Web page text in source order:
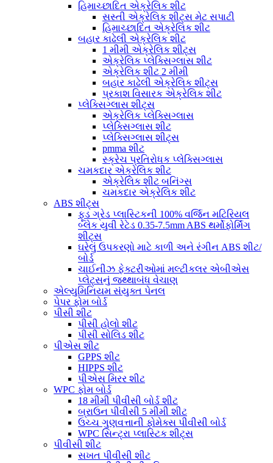
હિમાચ્છાદિત એક્રેલિક શીટ
સસ્તી એક્રેલિક શીટ્સ મેટ સપાટી
હિમાચ્છાદિત એક્રેલિક શીટ
બહાર કાઢેલી એક્રેલિક શીટ
1 મીમી એક્રેલિક શીટ્સ
એક્રેલિક પ્લેક્સિગ્લાસ શીટ
એક્રેલિક શીટ 2 મીમી
બહાર કાઢેલી એક્રેલિક શીટ્સ
પ્રકાશ વિસારક એક્રેલિક શીટ
પ્લેક્સિગ્લાસ શીટ્સ
એક્રેલિક પ્લેક્સિગ્લાસ
પ્લેક્સિગ્લાસ શીટ
પ્લેક્સિગ્લાસ શીટ્સ
pmma શીટ
સ્ક્રેચ પ્રતિરોધક પ્લેક્સિગ્લાસ
ચમકદાર એક્રેલિક શીટ
એક્રેલિક શીટ બનિંગ્સ
ચમકદાર એક્રેલિક શીટ
ABS શીટ્સ
ફૂડ ગ્રેડ પ્લાસ્ટિકની 100% વર્જિન મટિરિયલ
બ્લેક યુવી રેટેડ 0.35-7.5mm ABS થર્મોફોર્મિંગ
શીટ્સ
ઘરેલું ઉપકરણો માટે કાળી અને રંગીન ABS શીટ/
બોર્ડ
ચાઈનીઝ ફેક્ટરીઓમાં મલ્ટીકલર એબીએસ
પ્લેટ્સનું જથ્થાબંધ વેચાણ
એલ્યુમિનિયમ સંયુક્ત પેનલ
પેપર ફોમ બોર્ડ
પીસી શીટ
પીસી હોલો શીટ
પીસી સોલિડ શીટ
પીએસ શીટ
GPPS શીટ
HIPPS શીટ
પીએસ મિરર શીટ
WPC ફોમ બોર્ડ
18 મીમી પીવીસી બોર્ડ શીટ
બ્રાઉન પીવીસી 5 મીમી શીટ
ઉચ્ચ ગુણવત્તાની ફોમેક્સ પીવીસી બોર્ડ
WPC સિન્ટ્રા પ્લાસ્ટિક શીટ્સ
પીવીસી શીટ
સખત પીવીસી શીટ